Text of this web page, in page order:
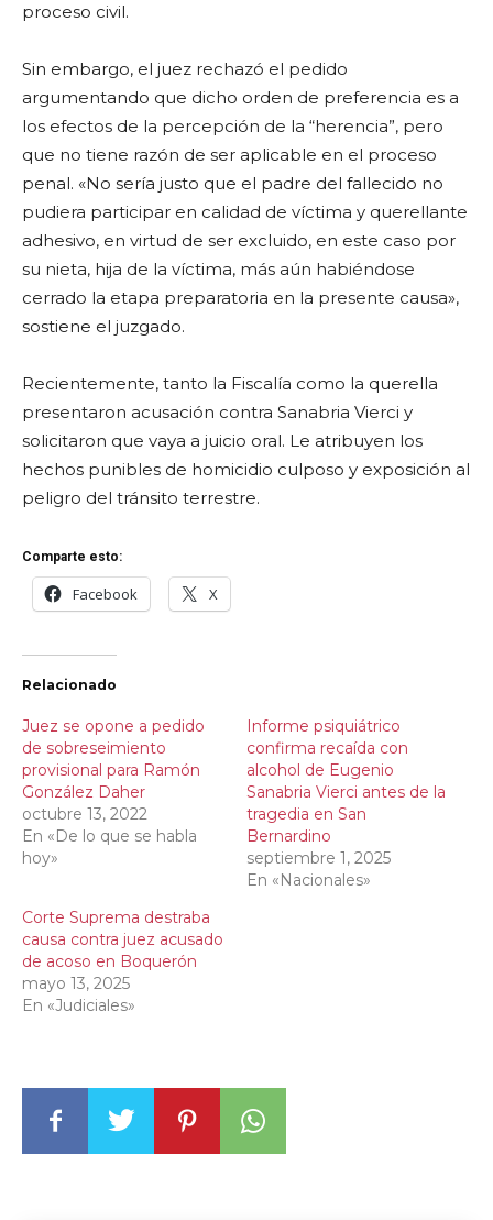
proceso civil.
Sin embargo, el juez rechazó el pedido
argumentando que dicho orden de preferencia es a
los efectos de la percepción de la “herencia”, pero
que no tiene razón de ser aplicable en el proceso
penal. «No sería justo que el padre del fallecido no
pudiera participar en calidad de víctima y querellante
adhesivo, en virtud de ser excluido, en este caso por
su nieta, hija de la víctima, más aún habiéndose
cerrado la etapa preparatoria en la presente causa»,
sostiene el juzgado.
Recientemente, tanto la Fiscalía como la querella
presentaron acusación contra Sanabria Vierci y
solicitaron que vaya a juicio oral. Le atribuyen los
hechos punibles de homicidio culposo y exposición al
peligro del tránsito terrestre.
Comparte esto:
Facebook X
Relacionado
Juez se opone a pedido
de sobreseimiento
provisional para Ramón
González Daher
octubre 13, 2022
En «De lo que se habla
hoy»
Informe psiquiátrico
confirma recaída con
alcohol de Eugenio
Sanabria Vierci antes de la
tragedia en San
Bernardino
septiembre 1, 2025
En «Nacionales»
Corte Suprema destraba
causa contra juez acusado
de acoso en Boquerón
mayo 13, 2025
En «Judiciales»